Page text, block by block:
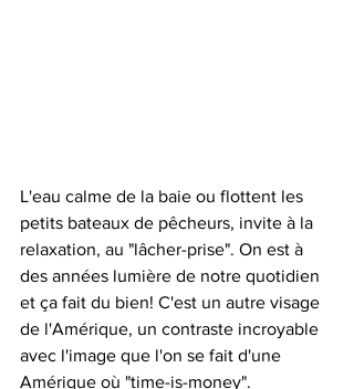
L'eau calme de la baie ou flottent les
petits bateaux de pêcheurs, invite à la
relaxation, au "lâcher-prise". On est à
des années lumière de notre quotidien
et ça fait du bien! C'est un autre visage
de l'Amérique, un contraste incroyable
avec l'image que l'on se fait d'une
Amérique où "time-is-money".